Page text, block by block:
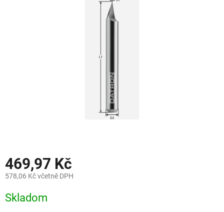
469,97 Kč
578,06 Kč včetně DPH
cena:
Skladom